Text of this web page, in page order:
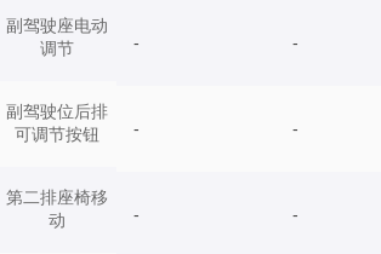
副驾驶座电动
调节
副驾驶位后排
可调节按钮
第二排座椅移
动
- -
- -
- -